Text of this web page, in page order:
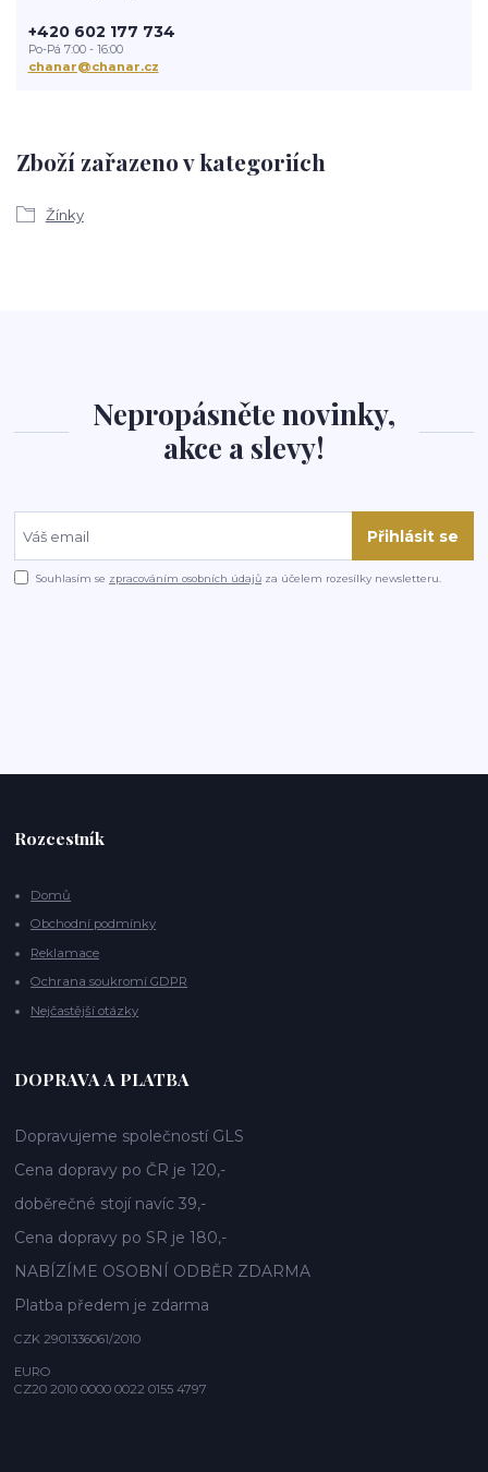
Zboží zařazeno v kategoriích
Žínky
+420 602 177 734
Po-Pá 7:00 - 16:00
chanar@chanar.cz
Nepropásněte novinky,
akce a slevy!
Přihlásit se
Souhlasím se zpracováním osobních údajů za účelem rozesílky newsletteru.
Rozcestník
Domů
Obchodní podmínky
Reklamace
Ochrana soukromí GDPR
Nejčastější otázky
DOPRAVA A PLATBA
Dopravujeme společností GLS
Cena dopravy po ČR je 120,-
doběrečné stojí navíc 39,-
Cena dopravy po SR je 180,-
NABÍZÍME OSOBNÍ ODBĚR ZDARMA
Platba předem je zdarma
CZK 2901336061/2010
EURO
CZ20 2010 0000 0022 0155 4797